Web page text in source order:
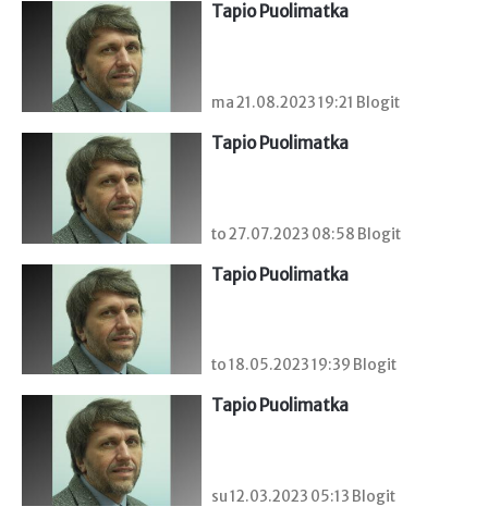
Tapio Puolimatka
ma 21.08.2023 19:21 Blogit
Tapio Puolimatka
to 27.07.2023 08:58 Blogit
Tapio Puolimatka
to 18.05.2023 19:39 Blogit
Tapio Puolimatka
su 12.03.2023 05:13 Blogit